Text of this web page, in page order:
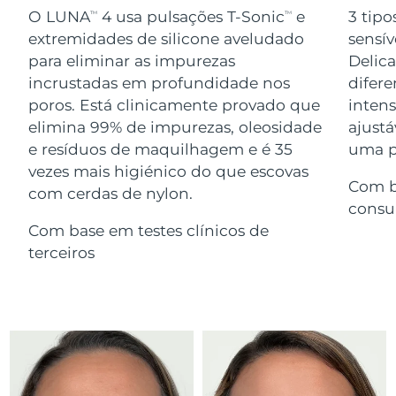
O LUNATM 4 usa pulsações T-SonicTM
e
extremidades de silicone aveludado
para eliminar as impurezas
incrustadas em profundidade nos
poros. Está clinicamente provado que
elimina 99% de impurezas, oleosidade
e resíduos de maquilhagem e é 35
vezes mais higiénico do que escovas
com cerdas de nylon.
Com base em testes clínicos de
terceiros
3
uma
Com
Advanced pore care essentials
For healthy hair
issa™ Teeth Whitening Gel
18% PAP
Cosméticos Homens
Comprar todos
FOREO APP
Israel Entrega prevista 8/14/26
Itália Entrega prevista 8/10/26
Japão Entrega prevista 8/13/26
Jersey
8/12/26
Kuwait
Líbano Entrega prevista
Lituânia Entrega prevista 8/10/26